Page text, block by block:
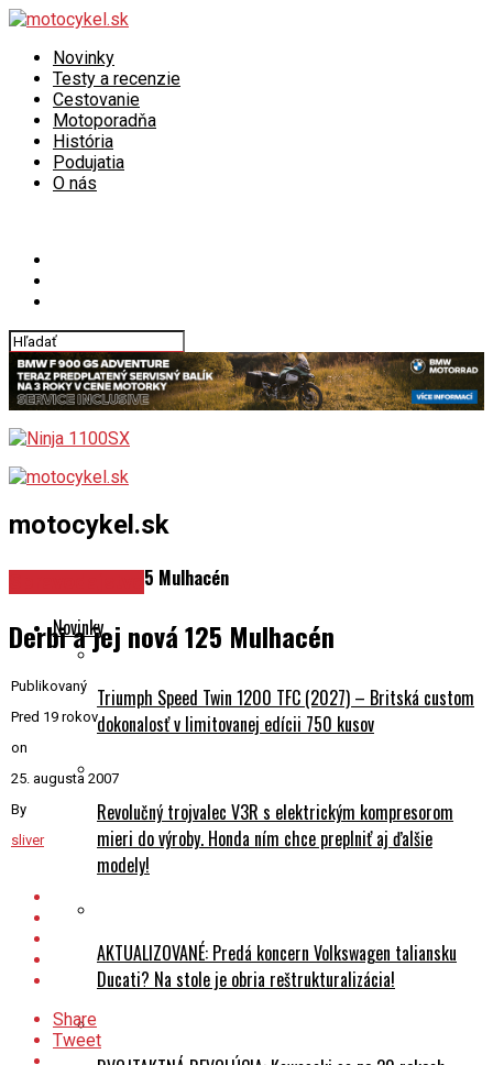
Novinky
Testy a recenzie
Cestovanie
Motoporadňa
História
Podujatia
O nás
motocykel.sk
Derbi a jej nová 125 Mulhacén
Novinky
Triumph Speed Twin 1200 TFC (2027) – Britská custom
dokonalosť v limitovanej edícii 750 kusov
Revolučný trojvalec V3R s elektrickým kompresorom
mieri do výroby. Honda ním chce preplniť aj ďalšie
modely!
AKTUALIZOVANÉ: Predá koncern Volkswagen taliansku
Ducati? Na stole je obria reštrukturalizácia!
Derbi a jej nová 125 Mulhacén
Publikovaný
Pred 19 rokov
on
25. augusta 2007
By
sliver
Share
Tweet